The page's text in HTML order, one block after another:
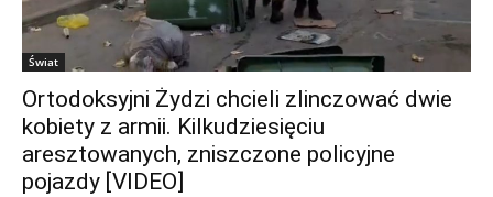
Świat
Ortodoksyjni Żydzi chcieli zlinczować dwie
kobiety z armii. Kilkudziesięciu
aresztowanych, zniszczone policyjne
pojazdy [VIDEO]